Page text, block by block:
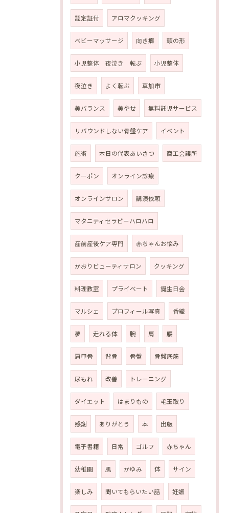
認定証付 アロマクッキング
ベビーマッサージ 向き癖 頭の形
小児整体 夜泣き 転ぶ 小児整体
夜泣き よく転ぶ 草加市
美バランス 美やせ 無料託児サービス
リバウンドしない骨盤ケア イベント
施術 本日の代表あいさつ 商工会議所
クーポン オンライン診療
オンラインサロン 講演依頼
マタニティセラピーハロハロ
産前産後ケア専門 赤ちゃんお悩み
かおりビューティサロン クッキング
料理教室 プライベート 誕生日会
マルシェ プロフィール写真 香織
夢 走れる体 腕 肩 腰
肩甲骨 背骨 骨盤 骨盤底筋
尿もれ 改善 トレーニング
ダイエット はまりもの 毛玉取り
感謝 ありがとう 本 出版
電子書籍 日常 ゴルフ 赤ちゃん
幼稚園 肌 かゆみ 体 サイン
楽しみ 聞いてもらいたい話 妊娠